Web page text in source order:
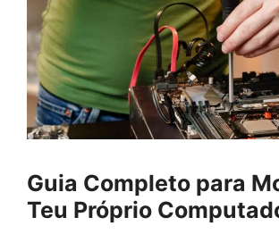
Guia Completo para
Teu Próprio